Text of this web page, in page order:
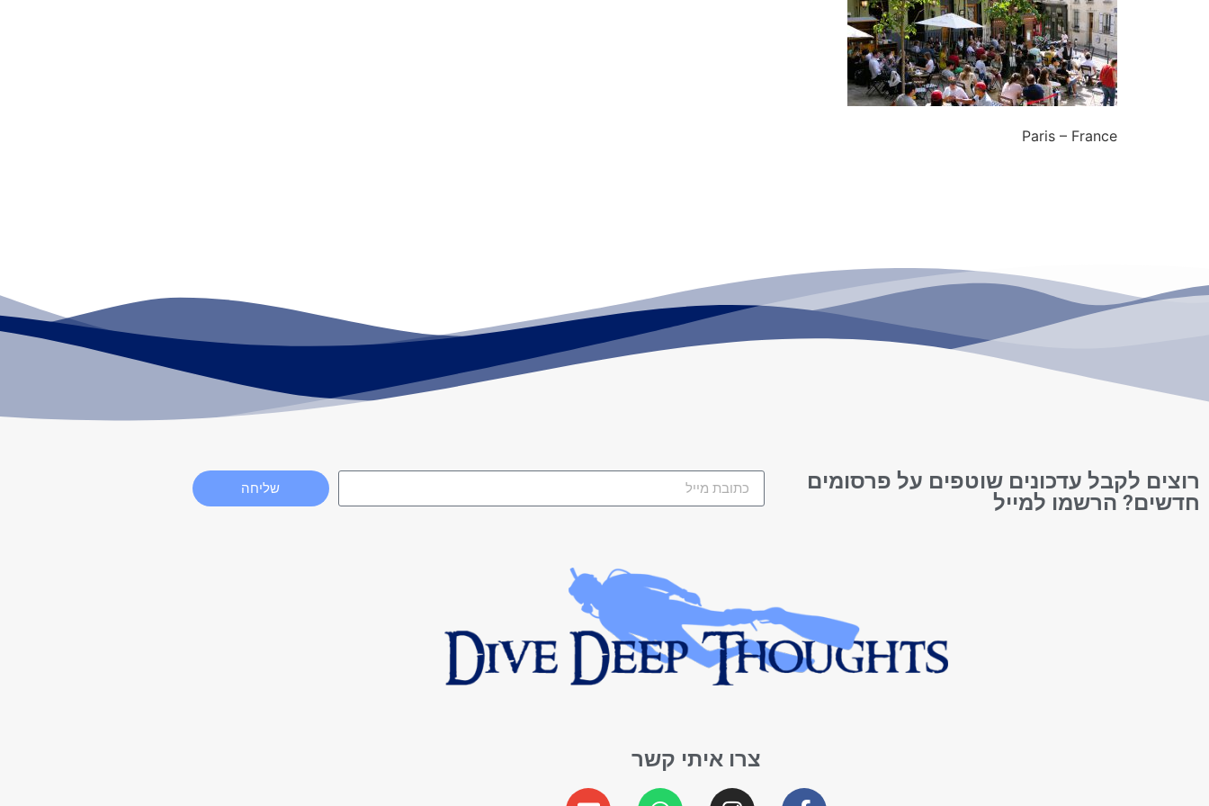
Paris – France
רוצים לקבל עדכונים שוטפים על פרסומים
חדשים? הרשמו למייל
שליחה
צרו איתי קשר